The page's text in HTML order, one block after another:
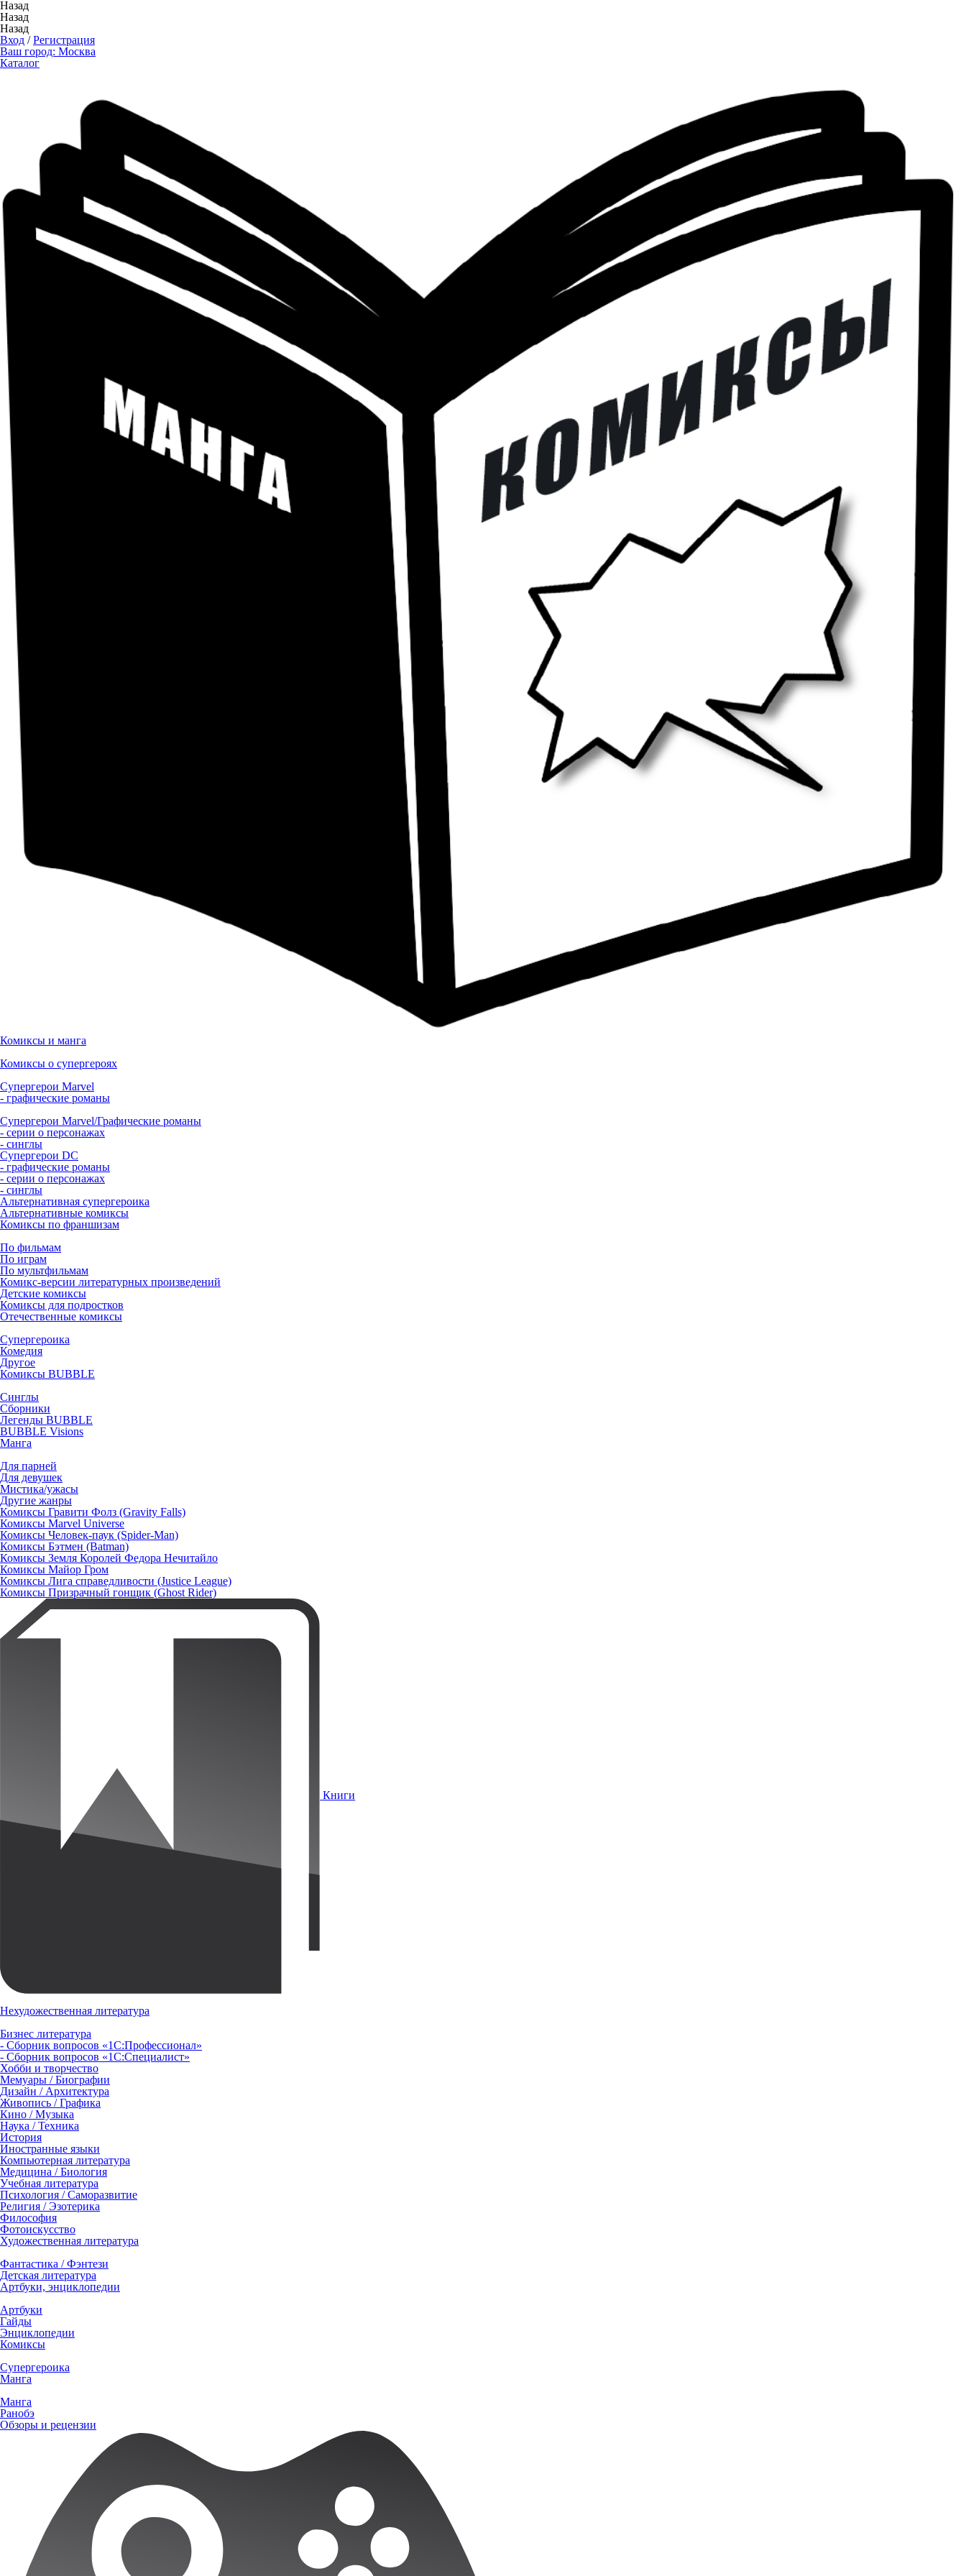
Назад
Назад
Назад
Вход /Регистрация
Ваш город: Москва
Каталог
Комиксы и манга
Комиксы о супергероях
Супергерои Marvel
- графические романы
Супергерои Marvel/Графические романы
- серии о персонажах
- синглы
Супергерои DC
- графические романы
- серии о персонажах
- синглы
Альтернативная супергероика
Альтернативные комиксы
Комиксы по франшизам
По фильмам
По играм
По мультфильмам
Комикс-версии литературных произведений
Детские комиксы
Комиксы для подростков
Отечественные комиксы
Супергероика
Комедия
Другое
Комиксы BUBBLE
Синглы
Сборники
Легенды BUBBLE
BUBBLE Visions
Манга
Для парней
Для девушек
Мистика/ужасы
Другие жанры
Комиксы Гравити Фолз (Gravity Falls)
Комиксы Marvel Universe
Комиксы Человек-паук (Spider-Man)
Комиксы Бэтмен (Batman)
Комиксы Земля Королей Федора Нечитайло
Комиксы Майор Гром
Комиксы Лига справедливости (Justice League)
Комиксы Призрачный гонщик (Ghost Rider)
Книги
Нехудожественная литература
Бизнес литература
- Сборник вопросов «1С:Профессионал»
- Сборник вопросов «1С:Специалист»
Хобби и творчество
Мемуары / Биографии
Дизайн / Архитектура
Живопись / Графика
Кино / Музыка
Наука / Техника
История
Иностранные языки
Компьютерная литература
Медицина / Биология
Учебная литература
Психология / Саморазвитие
Религия / Эзотерика
Философия
Фотоискусство
Художественная литература
Фантастика / Фэнтези
Детская литература
Артбуки, энциклопедии
Артбуки
Гайды
Энциклопедии
Комиксы
Супергероика
Манга
Манга
Ранобэ
Обзоры и рецензии